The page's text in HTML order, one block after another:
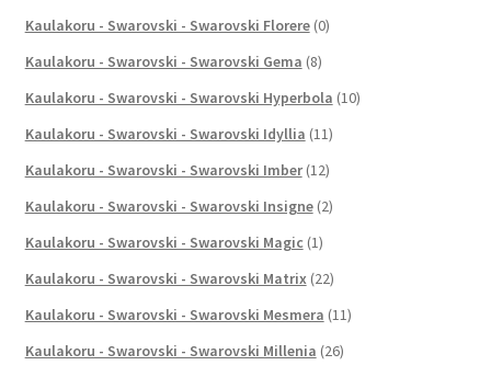
Kaulakoru - Swarovski - Swarovski Florere (0)
Kaulakoru - Swarovski - Swarovski Gema (8)
Kaulakoru - Swarovski - Swarovski Hyperbola (10)
Kaulakoru - Swarovski - Swarovski Idyllia (11)
Kaulakoru - Swarovski - Swarovski Imber (12)
Kaulakoru - Swarovski - Swarovski Insigne (2)
Kaulakoru - Swarovski - Swarovski Magic (1)
Kaulakoru - Swarovski - Swarovski Matrix (22)
Kaulakoru - Swarovski - Swarovski Mesmera (11)
Kaulakoru - Swarovski - Swarovski Millenia (26)